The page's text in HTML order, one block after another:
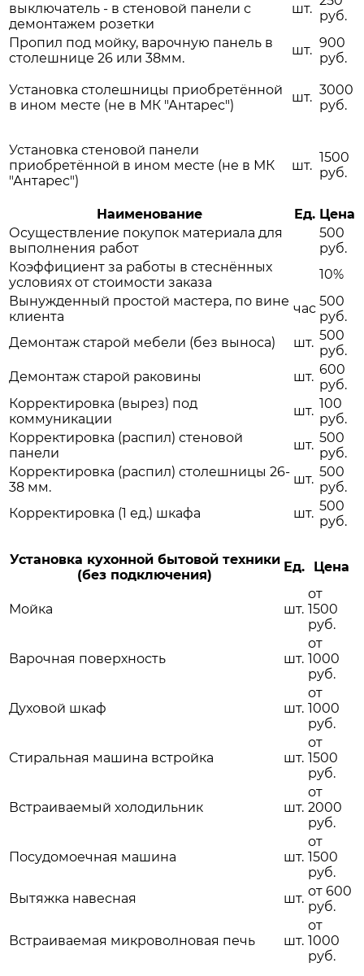
выключатель - в стеновой панели с
демонтажем розетки
шт. руб.
Пропил под мойку, варочную панель в
столешнице 26 или 38мм.
шт. 900
руб.
Установка столешницы приобретённой
в ином месте (не в МК "Антарес")
шт. 3000
руб.
Установка стеновой панели
приобретённой в ином месте (не в МК
"Антарес")
шт.
1500
руб.
Наименование Ед. Цена
Осуществление покупок материала для
выполнения работ
500
руб.
Коэффициент за работы в стеснённых
условиях от стоимости заказа
10%
Вынужденный простой мастера, по вине
клиента
час 500
руб.
Демонтаж старой мебели (без выноса)
шт. 500
руб.
Демонтаж старой раковины
шт. 600
руб.
Корректировка (вырез) под
коммуникации
шт. 100
руб.
Корректировка (распил) стеновой
панели
шт. 500
руб.
Корректировка (распил) столешницы 26-
38 мм.
шт. 500
руб.
Корректировка (1 ед.) шкафа
шт. 500
руб.
Установка кухонной бытовой техники
(без подключения)
Ед. Цена
Мойка шт.
от
1500
руб.
Варочная поверхность шт.
от
1000
руб.
Духовой шкаф шт.
от
1000
руб.
Стиральная машина встройка шт.
от
1500
руб.
Встраиваемый холодильник шт.
от
2000
руб.
Посудомоечная машина шт.
от
1500
руб.
Вытяжка навесная
шт. от 600
руб.
Встраиваемая микроволновая печь шт.
от
1000
руб.